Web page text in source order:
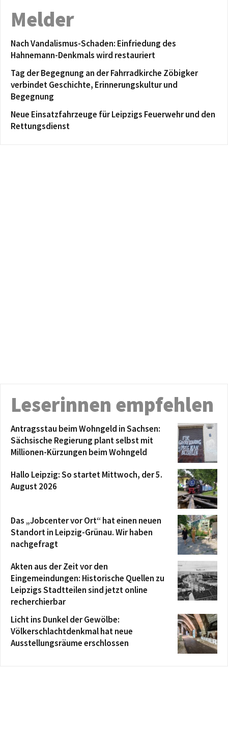
Melder
Nach Vandalismus-Schaden: Einfriedung des
Hahnemann-Denkmals wird restauriert
Tag der Begegnung an der Fahrradkirche Zöbigker
verbindet Geschichte, Erinnerungskultur und
Begegnung
Neue Einsatzfahrzeuge für Leipzigs Feuerwehr und den
Rettungsdienst
Leserinnen empfehlen
Antragsstau beim Wohngeld in Sachsen:
Sächsische Regierung plant selbst mit
Millionen-Kürzungen beim Wohngeld
Hallo Leipzig: So startet Mittwoch, der 5.
August 2026
Das „Jobcenter vor Ort“ hat einen neuen
Standort in Leipzig-Grünau. Wir haben
nachgefragt
Akten aus der Zeit vor den
Eingemeindungen: Historische Quellen zu
Leipzigs Stadtteilen sind jetzt online
recherchierbar
Licht ins Dunkel der Gewölbe:
Völkerschlachtdenkmal hat neue
Ausstellungsräume erschlossen